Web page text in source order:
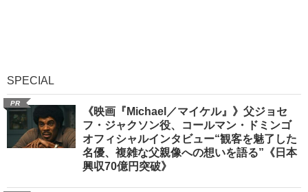
SPECIAL
PR
《映画『Michael／マイケル』》父ジョセ
フ・ジャクソン役、コールマン・ドミンゴ
オフィシャルインタビュー“観客を魅了した
名優、複雑な父親像への想いを語る”《日本
興収70億円突破》